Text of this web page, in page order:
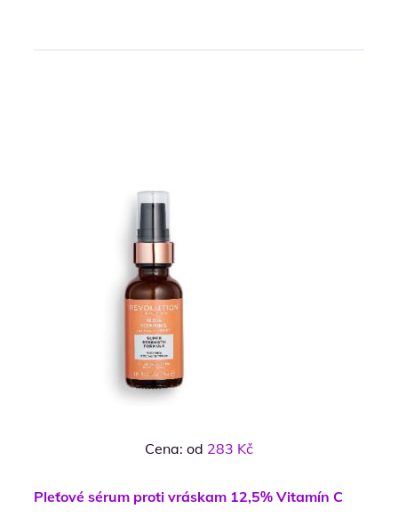
Cena: od 283 Kč
Pleťové sérum proti vráskam 12,5% Vitamín C